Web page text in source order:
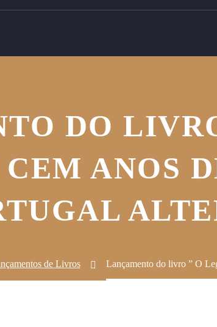
DO
ANOS
de Livros Lançamento do livro ” O